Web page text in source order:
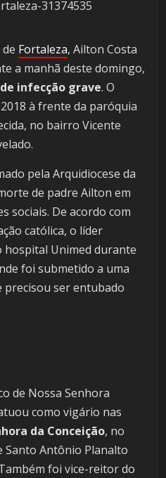
Fortaleza, Ailton Costa
a manhã deste domingo,
infecção grave. O
à frente da paróquia
no bairro Vicente
pela Arquidiocese da
de padre Ailton em
sociais. De acordo com
católica, o líder
Unimed durante
foi submetido a uma
precisou ser entubado
de Nossa Senhora
como vigário nas
da Conceição, no
Santo Antônio Planalto
foi vice-reitor do